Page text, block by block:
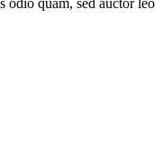
odio quam, sed auctor leo